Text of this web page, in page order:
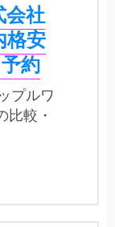
会社
格安
約
プルワ
比較・